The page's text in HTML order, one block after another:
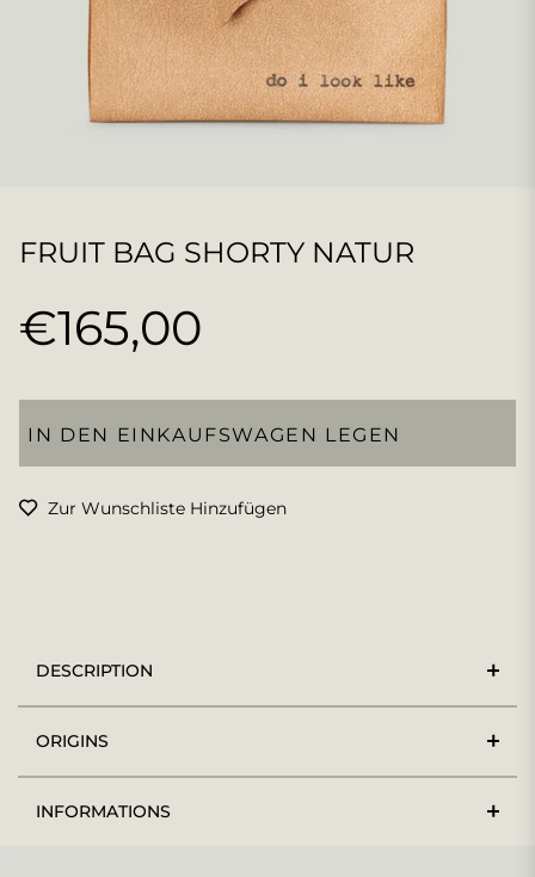
FRUIT BAG SHORTY NATUR
Normaler
€165,00
IN DEN EINKAUFSWAGEN LEGEN
Zur Wunschliste Hinzufügen
DESCRIPTION
ORIGINS
INFORMATIONS